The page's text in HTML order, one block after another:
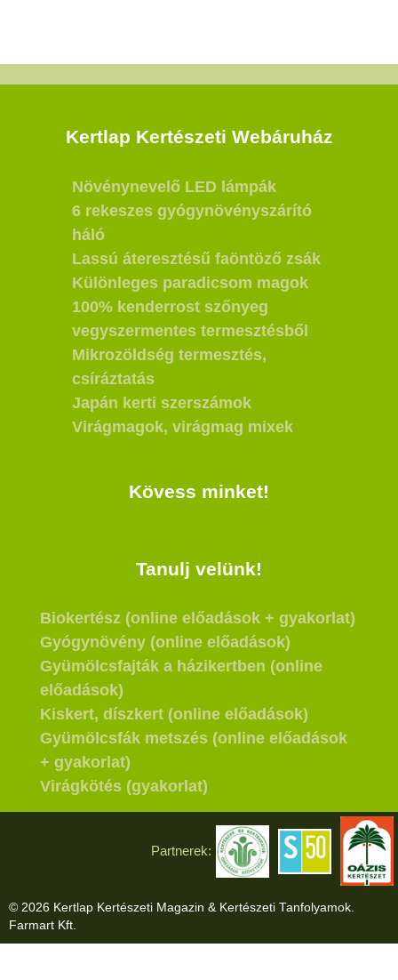
Kertlap Kertészeti Webáruház
Növénynevelő LED lámpák
6 rekeszes gyógynövényszárító
háló
Lassú áteresztésű faöntöző zsák
Különleges paradicsom magok
100% kenderrost szőnyeg
vegyszermentes termesztésből
Mikrozöldség termesztés,
csíráztatás
Japán kerti szerszámok
Virágmagok, virágmag mixek
Kövess minket!
Tanulj velünk!
Biokertész (online előadások + gyakorlat)
Gyógynövény (online előadások)
Gyümölcsfajták a házikertben (online
előadások)
Kiskert, díszkert (online előadások)
Gyümölcsfák metszés (online előadások
+ gyakorlat)
Virágkötés (gyakorlat)
Partnerek:
© 2026 Kertlap Kertészeti Magazin & Kertészeti Tanfolyamok.
Farmart Kft.